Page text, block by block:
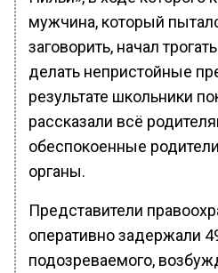
мужчина, который
заговорить, начал
делать непристойные
результате школьники
рассказали всё
обеспокоенные
органы.
Представители
оперативно задержали
подозреваемого,